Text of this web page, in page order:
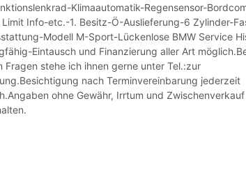
Klimaautomatik-Regensensor-
Limit Info-etc.-1. Besitz-Ö-Auslieferung-6 Zylinder-
Modell M-Sport-Lückenlose BMW Service
Eintausch und Finanzierung aller Art
Fragen stehe ich ihnen gerne unter Tel.:zur
nach Terminvereinbarung jederzeit
ohne Gewähr, Irrtum und Zwischenverkauf